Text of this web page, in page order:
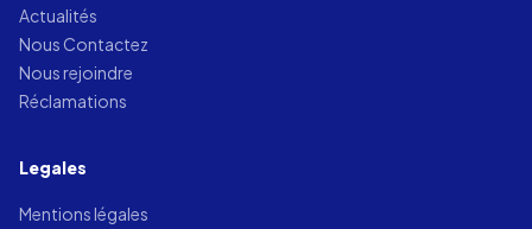
Actualités
Nous Contactez
Nous rejoindre
Réclamations
Legales
Mentions légales